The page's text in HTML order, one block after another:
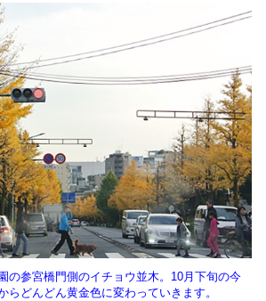
の参宮橋門側のイチョウ並木。10月下旬の今
らどんどん黄金色に変わっていきます。